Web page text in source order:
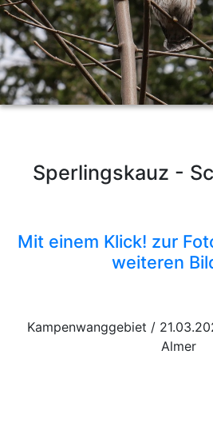
Sperlingskauz -
Mit einem Klick! zur
weiteren
Kampenwanggebiet /
Almer